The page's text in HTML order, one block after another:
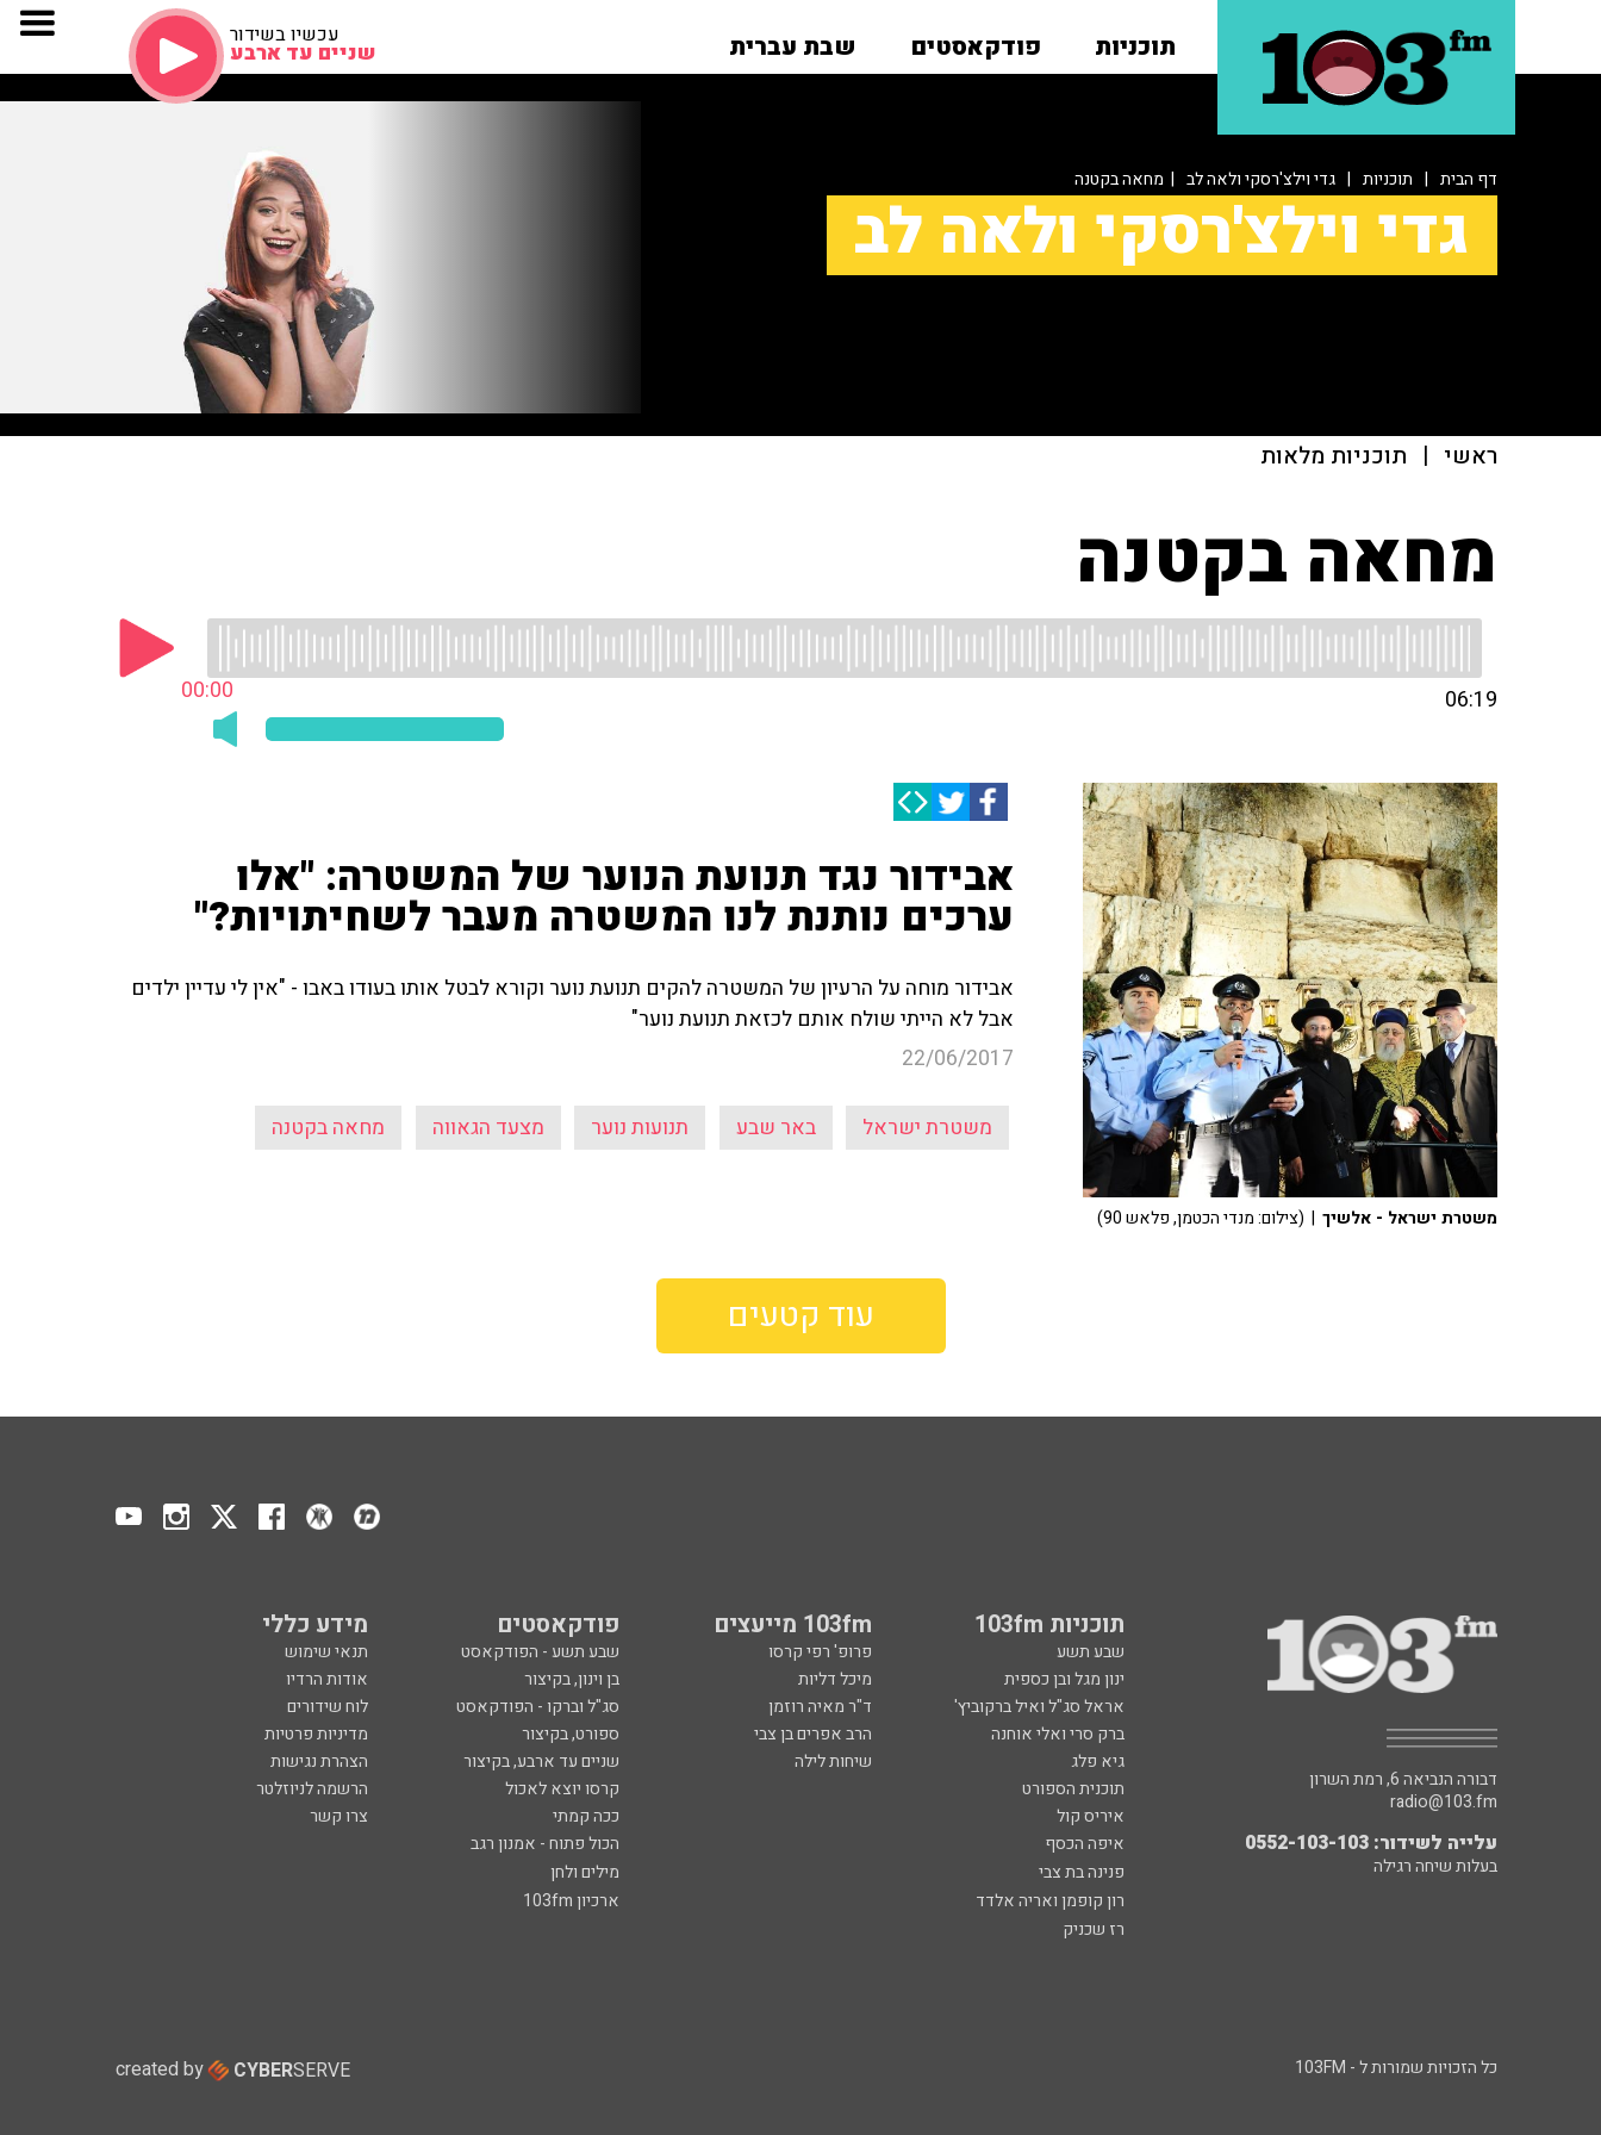
תוכניות פודקאסטים שבת עברית עכשיו בשידור
שניים עד ארבע
דף הבית | תוכניות | גדי וילצ'רסקי ולאה לב | מחאה בקטנה
גדי וילצ'רסקי ולאה לב
ראשי | תוכניות מלאות
מחאה בקטנה
00:00 06:19
אבידור נגד תנועת הנוער של המשטרה: "אלו
ערכים נותנת לנו המשטרה מעבר לשחיתויות?"
אבידור מוחה על הרעיון של המשטרה להקים תנועת נוער וקורא לבטל אותו בעודו באבו - "אין לי עדיין ילדים
אבל לא הייתי שולח אותם לכזאת תנועת נוער"
22/06/2017
משטרת ישראל באר שבע תנועות נוער מצעד הגאווה מחאה בקטנה
משטרת ישראל - אלשיך | (צילום: מנדי הכטמן, פלאש 90)
עוד קטעים
תוכניות 103fm 103fm מייעצים פודקאסטים מידע כללי
שבע תשע פרופ' רפי קרסו שבע תשע - הפודקאסט
תנאי שימוש
ינון מגל ובן כספית
מיכל דליות בן וינון, בקיצור
אודות הרדיו
אראל סג"ל ואיל ברקוביץ'
ד"ר מאיה רוזמן סג"ל וברקו - הפודקאסט
לוח שידורים
ברק סרי ואלי אוחנה
הרב אפרים בן צבי ספורט, בקיצור
מדיניות פרטיות
גיא פלג
שיחות לילה שניים עד ארבע, בקיצור
הצהרת נגישות
תוכנית הספורט
קרסו יוצא לאכול
הרשמה לניוזלטר
איריס קול
ככה קמתי
צרו קשר
איפה הכסף
הכול פתוח - אמנון רגב
פנינה בת צבי
מילים ולחן
רון קופמן ואריה אלדד
ארכיון 103fm
רז שכניק
דבורה הנביאה 6, רמת השרון
radio@103.fm
עלייה לשידור: 0552-103-103
בעלות שיחה רגילה
כל הזכויות שמורות ל - 103FM created by CYBERSERVE